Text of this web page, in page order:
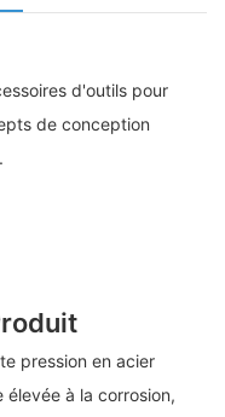
d'outils pour
de conception
pression en acier
à la corrosion,